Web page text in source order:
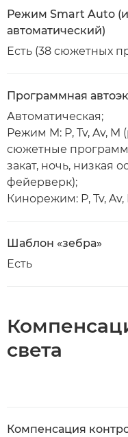
Режим Smart Auto
автоматический)
Есть (38 сюжетных
Программная
Автоматическая;
Режим M: P, Tv, Av,
сюжетные
закат, ночь, низкая
фейерверк);
Кинорежим: P, Tv, Av,
Шаблон «зебра»
Есть
света
Компенсация